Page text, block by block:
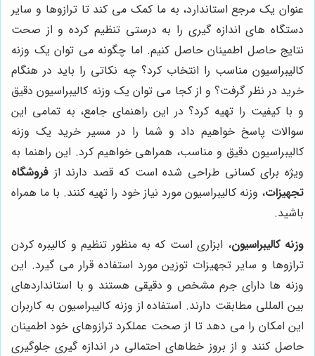
عنوان یک مرجع استاندارد، به ما کمک می کند تا ترازوها و سایر
دستگاه های اندازه گیری را به درستی تنظیم کرده و از صحت
نتایج حاصل اطمینان حاصل کنیم. اما چگونه می توان یک وزنه
کالیبراسیون مناسب را انتخاب کرد؟ چه نکاتی را باید در هنگام
خرید در نظر گرفت؟ و از کجا می توان یک وزنه کالیبراسیون دقیق
و با کیفیت را تهیه کرد؟ در این راهنمای جامع، به تمامی این
سوالات پاسخ خواهیم داد و شما را در مسیر خرید یک وزنه
کالیبراسیون دقیق و مناسب، همراهی خواهیم کرد. این راهنما به
ویژه برای کسانی طراحی شده است که قصد دارند از فروشگاه
تجهیزات، وزنه کالیبراسیون مورد نیاز خود را تهیه کنند. با ما همراه
باشید.
وزنه کالیبراسیون، ابزاری است که به منظور تنظیم و کالیبره کردن
ترازوها و سایر تجهیزات توزین مورد استفاده قرار می گیرد. این
وزنه ها دارای جرم مشخص و دقیقی هستند و با استانداردهای
بین المللی مطابقت دارند. استفاده از وزنه کالیبراسیون به کاربران
این امکان را می دهد تا از صحت عملکرد ترازوهای خود اطمینان
حاصل کنند و از بروز خطاهای احتمالی در اندازه گیری جلوگیری